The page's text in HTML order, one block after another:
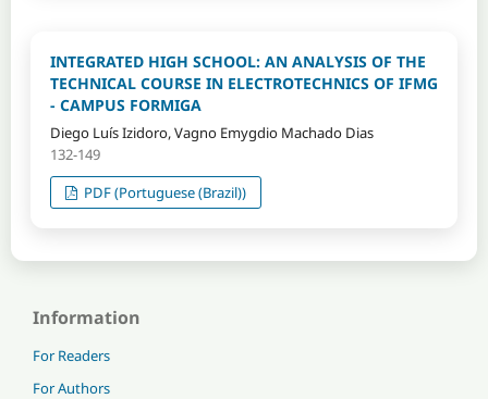
INTEGRATED HIGH SCHOOL: AN ANALYSIS OF THE
TECHNICAL COURSE IN ELECTROTECHNICS OF IFMG
- CAMPUS FORMIGA
Diego Luís Izidoro, Vagno Emygdio Machado Dias
132-149
PDF (Portuguese (Brazil))
Information
For Readers
For Authors